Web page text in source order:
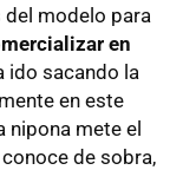
modelo para
en
ido sacando la
en este
nipona mete el
de sobra,